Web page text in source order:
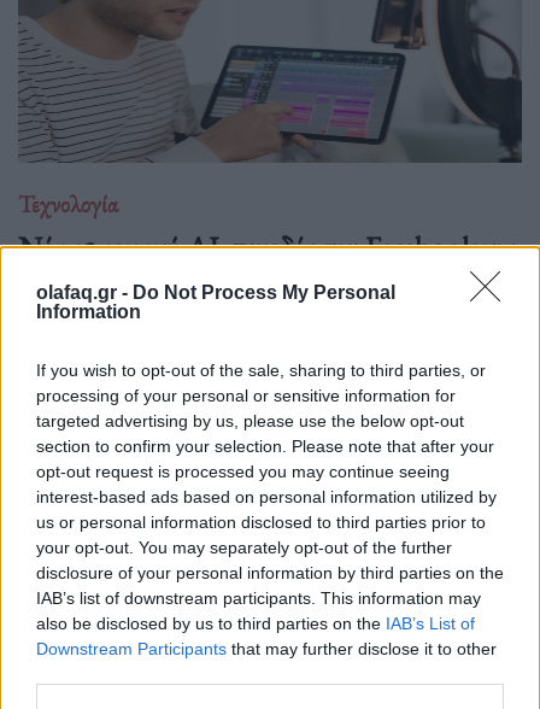
olafaq.gr - Do Not Process My Personal
Information
If you wish to opt-out of the sale, sharing to third parties, or
processing of your personal or sensitive information for
targeted advertising by us, please use the below opt-out
section to confirm your selection. Please note that after your
opt-out request is processed you may continue seeing
interest-based ads based on personal information utilized by
us or personal information disclosed to third parties prior to
your opt-out. You may separately opt-out of the further
disclosure of your personal information by third parties on the
IAB’s list of downstream participants. This information may
also be disclosed by us to third parties on the IAB’s List of
Downstream Participants that may further disclose it to other
Τεχνολογία
Νέα εφαρμογή AI-συνοδός του Facebook για
δημιουργούς περιεχομένου
06.07.26
Το Facebook επανασχεδιάζει το Creator Studio ως αυτόνομη
εφαρμογή με AI βοηθό: εξατομικευμένες.